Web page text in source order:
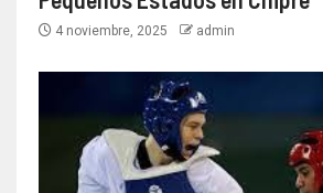
4 noviembre, 2025 admin